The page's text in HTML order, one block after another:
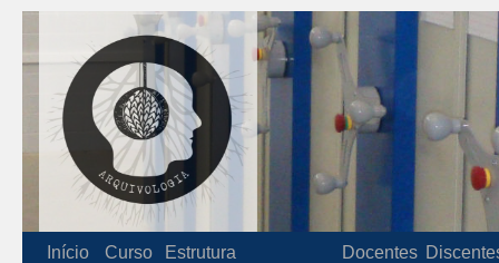
Início Curso Estrutura Docentes